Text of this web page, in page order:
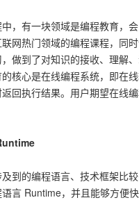
，有一块领域是编程教育，会
网热门领域的编程课程，同
做到了对知识的接收、理解
核心是在线编程系统，即在
回执行结果。用户期望在线
到的编程语言、技术框架比
言 Runtime，并且能够方便